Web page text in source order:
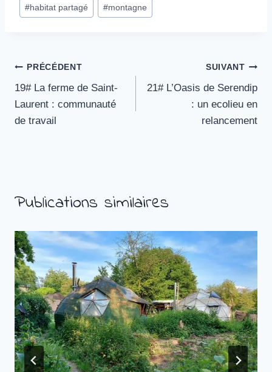
la#habitat partagé #montagne
Navigation
de
l’article
PRÉCÉDENT
19# La ferme de Saint-
Laurent : communauté
de travail
SUIVANT
21# L’Oasis de Serendip
: un ecolieu en
relancement
Publications similaires